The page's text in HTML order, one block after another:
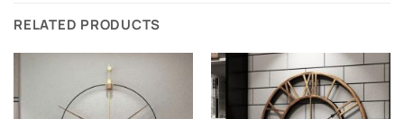
Đồng hồ treo tường cánh quạt thời gian là sự kết hợp giữa
quạt cách điệu, đồng hồ này không chỉ giúp bạn theo dõi
thời gian mà còn là một điểm nhấn nổi bật cho không gian
sống. Kích thước của sản phẩm là 60cm x 73cm, rất phù
RELATED PRODUCTS